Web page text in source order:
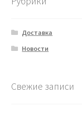
Доставка
Новости
Свежие записи